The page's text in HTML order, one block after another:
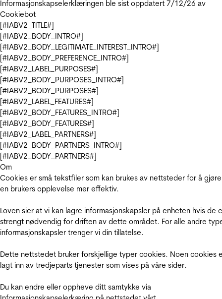
Informasjonskapselerklæringen ble sist oppdatert 7/12/26 av
Cookiebot
[#IABV2_TITLE#]
[#IABV2_BODY_INTRO#]
[#IABV2_BODY_LEGITIMATE_INTEREST_INTRO#]
[#IABV2_BODY_PREFERENCE_INTRO#]
[#IABV2_LABEL_PURPOSES#]
[#IABV2_BODY_PURPOSES_INTRO#]
[#IABV2_BODY_PURPOSES#]
[#IABV2_LABEL_FEATURES#]
[#IABV2_BODY_FEATURES_INTRO#]
[#IABV2_BODY_FEATURES#]
[#IABV2_LABEL_PARTNERS#]
[#IABV2_BODY_PARTNERS_INTRO#]
[#IABV2_BODY_PARTNERS#]
Om
Cookies er små tekstfiler som kan brukes av nettsteder for å gjøre
en brukers opplevelse mer effektiv.
Loven sier at vi kan lagre informasjonskapsler på enheten hvis de
strengt nødvendig for driften av dette området. For alle andre
informasjonskapsler trenger vi din tillatelse.
Dette nettstedet bruker forskjellige typer cookies. Noen cookies
lagt inn av tredjeparts tjenester som vises på våre sider.
Du kan endre eller oppheve ditt samtykke via